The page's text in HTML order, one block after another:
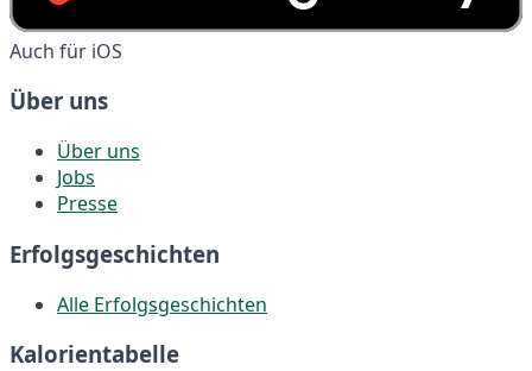
Auch für iOS
Über uns
Über uns
Jobs
Presse
Erfolgsgeschichten
Alle Erfolgsgeschichten
Kalorientabelle